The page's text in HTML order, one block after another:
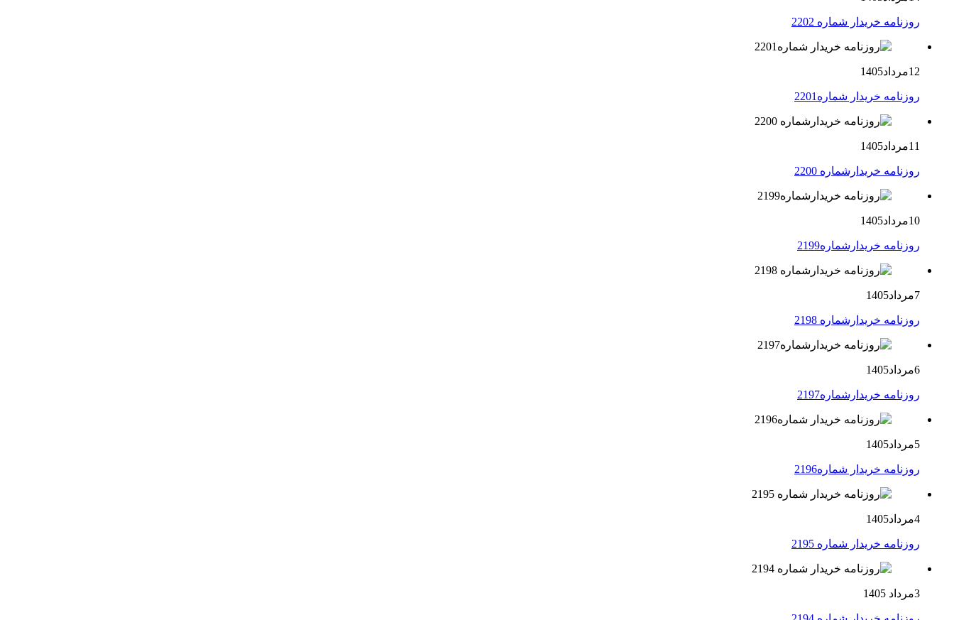
روزنامه خریدار شماره 2202
12مرداد1405
روزنامه خریدار شماره2201
11مرداد1405
روزنامه خریدارشماره 2200
10مرداد1405
روزنامه خریدارشماره2199
7مرداد1405
روزنامه خریدارشماره 2198
6مرداد1405
روزنامه خریدارشماره2197
5مرداد1405
روزنامه خریدار شماره2196
4مرداد1405
روزنامه خریدار شماره 2195
3مرداد 1405